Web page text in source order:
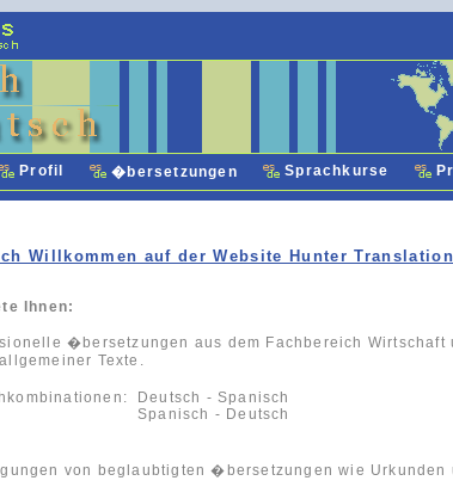
Profil �bersetzungen Sprachkurse
Willkommen auf der Website Hunter
Ihnen:
�bersetzungen aus dem Fachbereich Wirtschaft
Texte.
Deutsch - Spanisch
Spanisch - Deutsch
von beglaubtigten �bersetzungen wie Urkunden